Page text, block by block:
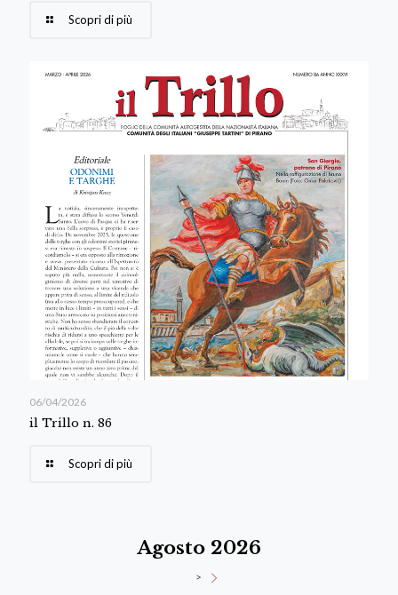
Scopri di più
06/04/2026
il Trillo n. 86
Scopri di più
Agosto 2026
>